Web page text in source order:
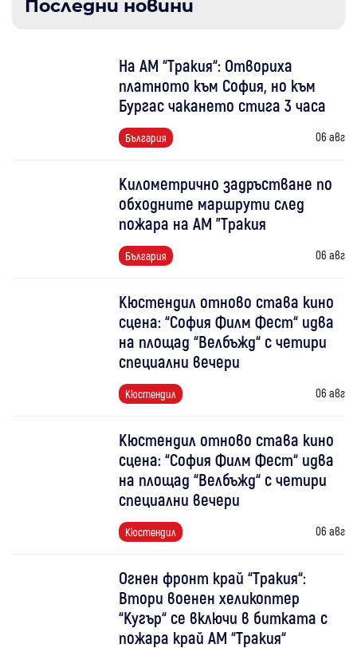
Последни новини
На АМ “Тракия“: Отвориха
платното към София, но към
Бургас чакането стига 3 часа
България 06 авг
Километрично задръстване по
обходните маршрути след
пожара на АМ "Тракия
България 06 авг
Кюстендил отново става кино
сцена: “София Филм Фест“ идва
на площад “Велбъжд“ с четири
специални вечери
Кюстендил 06 авг
Кюстендил отново става кино
сцена: “София Филм Фест“ идва
на площад “Велбъжд“ с четири
специални вечери
Кюстендил 06 авг
Огнен фронт край “Тракия“:
Втори военен хеликоптер
“Кугър“ се включи в битката с
пожара край АМ “Тракия“